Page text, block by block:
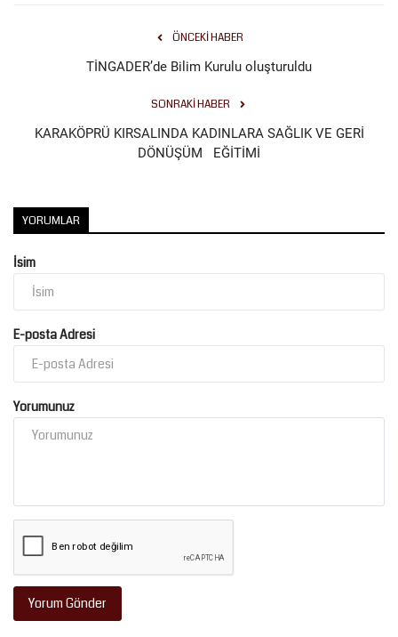
ÖNCEKI HABER
TİNGADER’de Bilim Kurulu oluşturuldu
SONRAKI HABER
KARAKÖPRÜ KIRSALINDA KADINLARA SAĞLIK VE GERİ
DÖNÜŞÜM EĞİTİMİ
YORUMLAR
İsim
E-posta Adresi
Yorumunuz
Yorum Gönder